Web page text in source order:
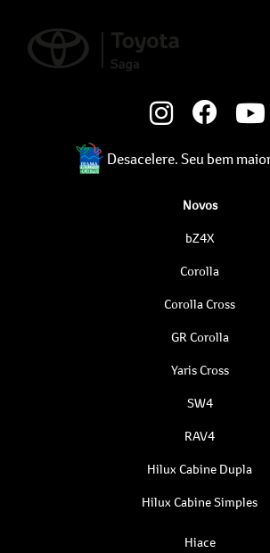
Desacelere. Seu bem
Novos
bZ4X
Corolla
Corolla Cross
GR Corolla
Yaris Cross
SW4
RAV4
Hilux Cabine Dupla
Hilux Cabine Simples
Hiace